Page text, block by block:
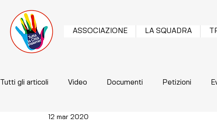
ASSOCIAZIONE LA SQUADRA
Tutti gli articoli Video Documenti Petizioni
12 mar 2020